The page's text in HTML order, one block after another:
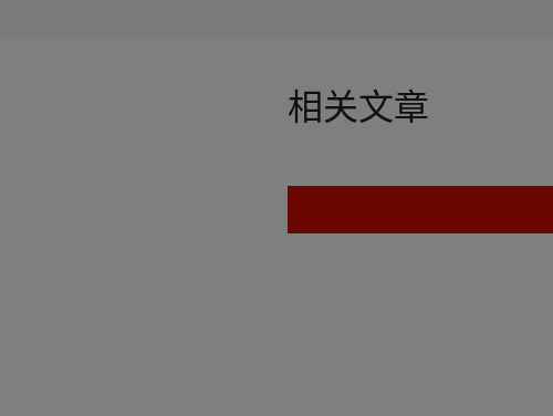
formes, une ornementation
en améthyste. Les imposants
Des vases comparables,
réalisés en porcelaine céladon,
相关文章